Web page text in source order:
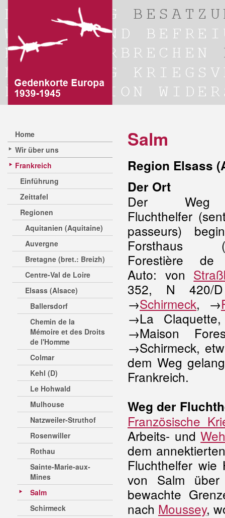
Home
Wir über uns
Frankreich
Einführung
Zeittafel
Regionen
Aquitanien (Aquitaine)
Auvergne
Bretagne (bret.: Breizh)
Centre-Val de Loire
Elsass (Alsace)
Ballersdorf
Chemin de la
Mémoire et des Droits
de l'Homme
Colmar
Kehl (D)
Le Hohwald
Mulhouse
Natzweiler-Struthof
Rosenwiller
Rothau
Sainte-Marie-aux-
Mines
Salm
Schirmeck
Salm
Region Elsass
Der Ort
Der
Fluchthelfer
passeurs)
Forsthaus
Forestière de
Auto: von
352, N 420/
→Schirmeck, →
→La
→Maison
→Schirmeck,
dem Weg
Frankreich.
Weg der
Französische
Arbeits- und
dem
Fluchthelfer
von Salm
bewachte
nach Moussey,